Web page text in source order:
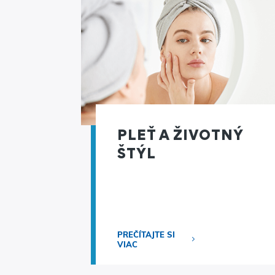
PLEŤ A ŽIVOTNÝ
ŠTÝL
PREČÍTAJTE SI
VIAC